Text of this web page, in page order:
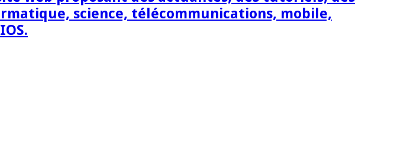
science, télécommunications, mobile,